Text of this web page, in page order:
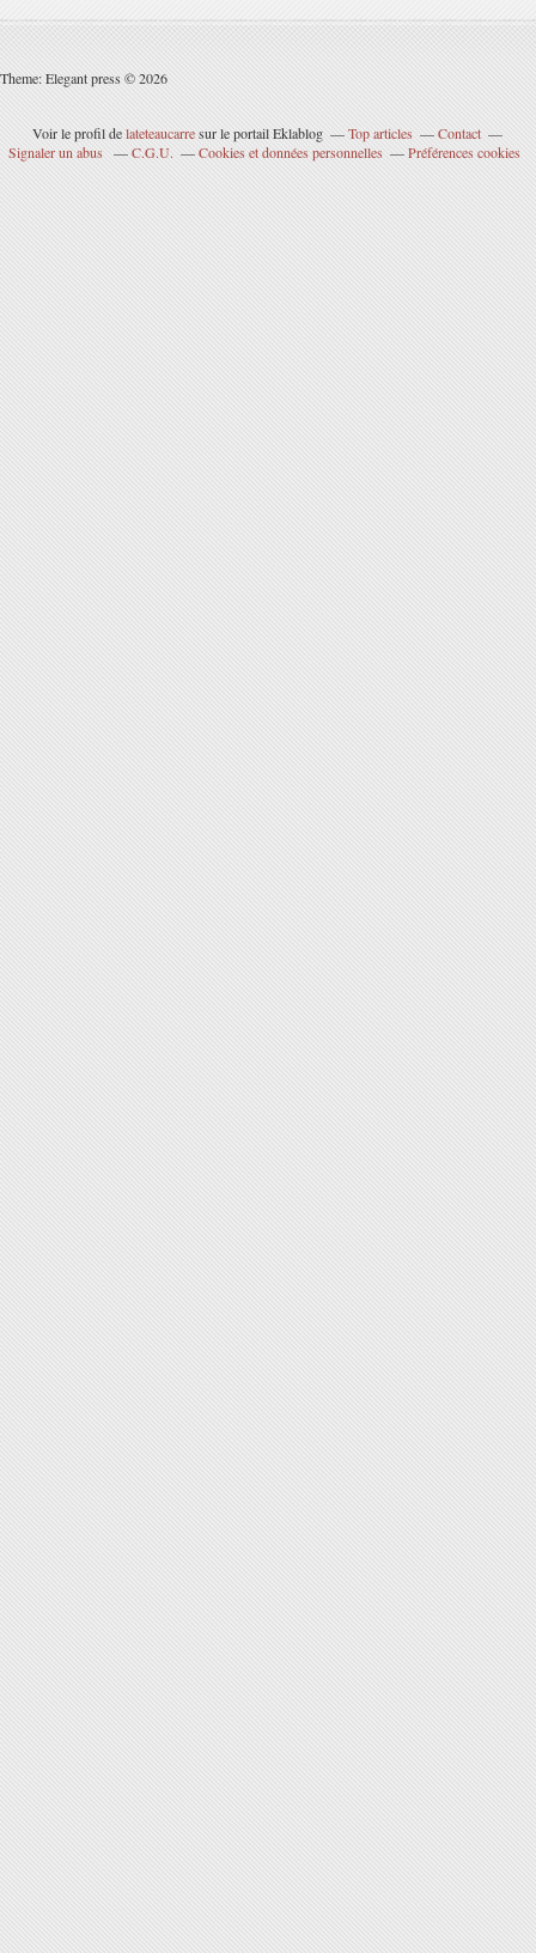
Theme: Elegant press © 2026
Voir le profil delateteaucarresur le portail Eklablog Top articles
Contact
Signaler un abus
C.G.U. Cookies et données personnelles Préférences cookies